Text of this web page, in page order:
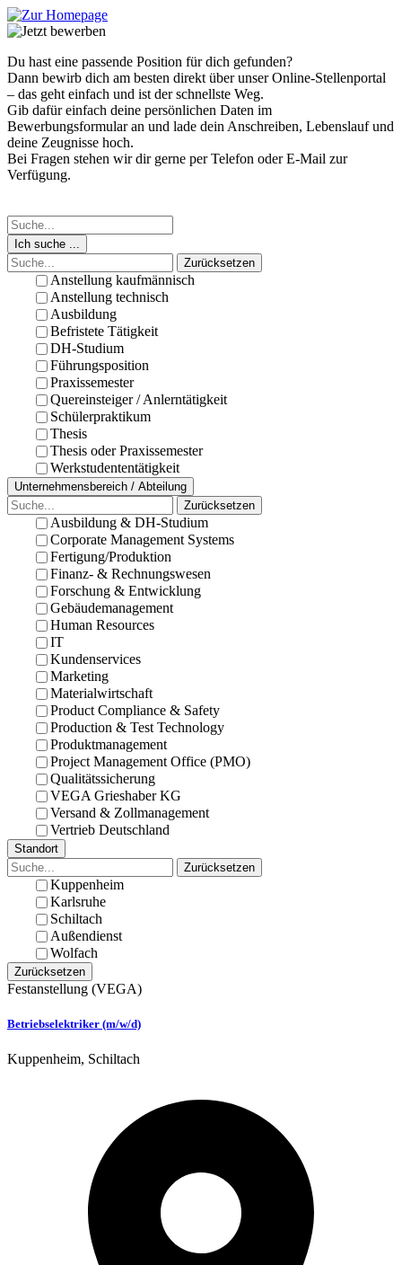
Du hast eine passende Position für dich gefunden?
Dann bewirb dich am besten direkt über unser Online-Stellenportal
– das geht einfach und ist der schnellste Weg.
Gib dafür einfach deine persönlichen Daten im
Bewerbungsformular an und lade dein Anschreiben, Lebenslauf und
deine Zeugnisse hoch.
Bei Fragen stehen wir dir gerne per Telefon oder E-Mail zur
Verfügung.
Ich suche ...
Zurücksetzen
Anstellung kaufmännisch
Anstellung technisch
Ausbildung
Befristete Tätigkeit
DH-Studium
Führungsposition
Praxissemester
Quereinsteiger / Anlerntätigkeit
Schülerpraktikum
Thesis
Thesis oder Praxissemester
Werkstudententätigkeit
Unternehmensbereich / Abteilung
Zurücksetzen
Ausbildung & DH-Studium
Corporate Management Systems
Fertigung/Produktion
Finanz- & Rechnungswesen
Forschung & Entwicklung
Gebäudemanagement
Human Resources
IT
Kundenservices
Marketing
Materialwirtschaft
Product Compliance & Safety
Production & Test Technology
Produktmanagement
Project Management Office (PMO)
Qualitätssicherung
VEGA Grieshaber KG
Versand & Zollmanagement
Vertrieb Deutschland
Standort
Zurücksetzen
Kuppenheim
Karlsruhe
Schiltach
Außendienst
Wolfach
Zurücksetzen
Festanstellung (VEGA)
Betriebselektriker (m/w/d)
Kuppenheim, Schiltach